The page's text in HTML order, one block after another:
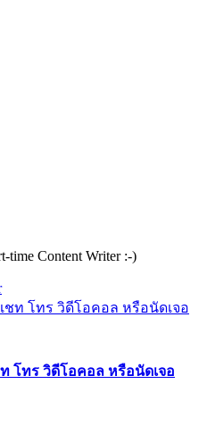
time Content Writer :-)
โทร วิดีโอคอล หรือนัดเจอ